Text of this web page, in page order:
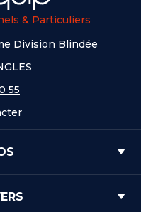
& Particuliers
Division Blindée
55